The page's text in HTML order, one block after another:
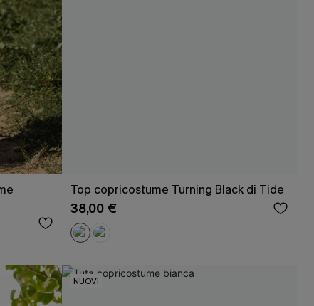
Top copricostume Turning Black di Tide
38,00 €
NUOVI